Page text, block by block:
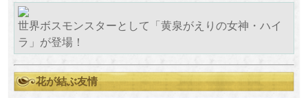
世界ボスモンスターとして「黄泉がえりの女神・ハイ
ラ」が登場！
花が結ぶ友情